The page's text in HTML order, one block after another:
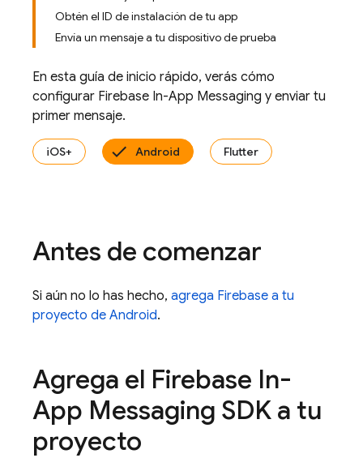
Obtén el ID de instalación de tu app
Envía un mensaje a tu dispositivo de prueba
En esta guía de inicio rápido, verás cómo
configurar Firebase In-App Messaging y enviar tu
primer mensaje.
iOS+ Android Flutter
Antes de comenzar
Si aún no lo has hecho, agrega Firebase a tu
proyecto de Android.
Agrega el Firebase In-
App Messaging SDK a tu
proyecto